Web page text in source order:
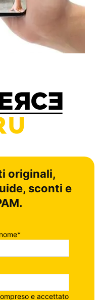
originali,
sconti e
e accettato